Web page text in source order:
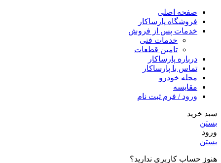
صفحه اصلی
فروشگاه پارساکار
خدمات پس از فروش
خدمات فنی
تامین قطعات
درباره پارساکار
تماس با پارساکار
مجله خودرو
مقایسه
ورود / فرم ثبت نام
سبد خرید
بستن
ورود
بستن
هنوز حساب کاربری ندارید؟